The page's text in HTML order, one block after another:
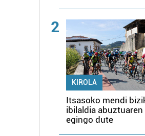
2
KIROLA
Itsasoko mendi
ibilaldia abuztuaren
egingo dute